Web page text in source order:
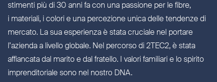
stimenti più di 30 anni fa con una passione per le fibre,
i materiali, i colori e una per­cezione unica delle tendenze di
mercato. La sua esperienza è stata cruciale nel portare
l’azienda a livello globale. Nel percorso di 2TEC2, è stata
affiancata dal marito e dal fratello. I valori familiari e lo spirito
impren­di­toriale sono nel nostro DNA.